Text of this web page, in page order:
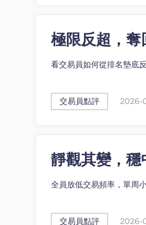
極限反超，奪
看交易員如何從排名墊底
交易員點評 2026-
靜觀其變，穩
全員放低交易頻率，單周
交易員點評 2026-